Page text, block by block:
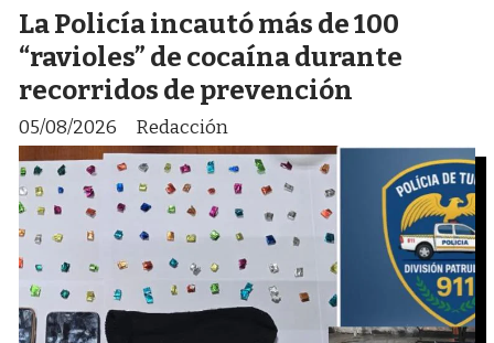
La Policía incautó más de 100
“ravioles” de cocaína durante
recorridos de prevención
Redacción
05/08/2026